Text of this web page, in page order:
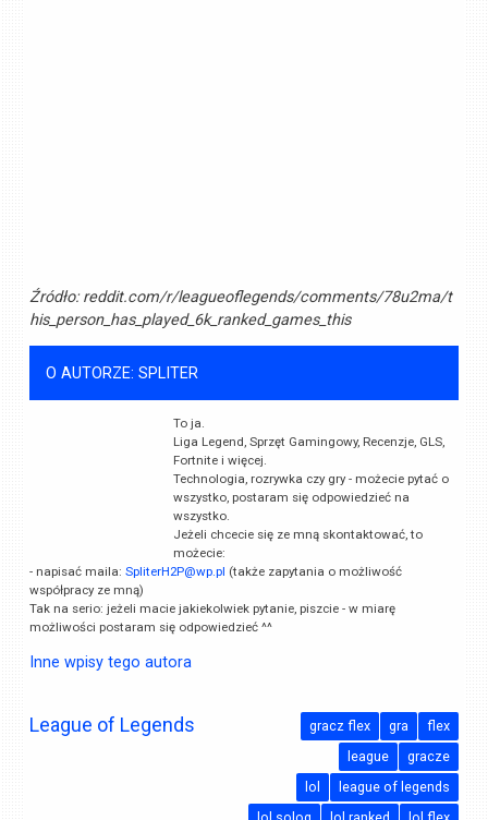
Źródło:reddit.com/r/leagueoflegends/comments/78u2ma/t
his_person_has_played_6k_ranked_games_this
O AUTORZE: SPLITER
To ja.
Liga Legend, Sprzęt Gamingowy, Recenzje, GLS,
Fortnite i więcej.
Technologia, rozrywka czy gry - możecie pytać o
wszystko, postaram się odpowiedzieć na
wszystko.
Jeżeli chcecie się ze mną skontaktować, to
możecie:
- napisać maila:SpliterH2P@wp.pl (także zapytania o możliwość
współpracy ze mną)
Tak na serio: jeżeli macie jakiekolwiek pytanie, piszcie - w miarę
możliwości postaram się odpowiedzieć ^^
Inne wpisy tego autora
League of Legends flex
gra
gracz flex
gracze
league
league of legends
lol